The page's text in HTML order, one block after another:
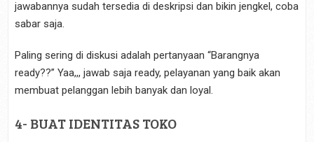
jawabannya sudah tersedia di deskripsi dan bikin jengkel, coba
sabar saja.
Paling sering di diskusi adalah pertanyaan “Barangnya
ready??” Yaa,,, jawab saja ready, pelayanan yang baik akan
membuat pelanggan lebih banyak dan loyal.
4- BUAT IDENTITAS TOKO